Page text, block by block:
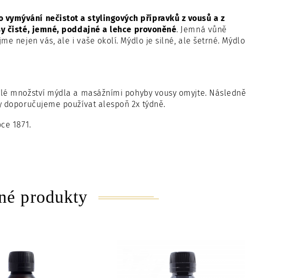
vymývání nečistot a stylingových přípravků z vousů a z
čisté, jemné, poddajné a lehce provoněné. Jemná vůně
nejen vás, ale i vaše okolí. Mýdlo je silné, ale šetrné. Mýdlo
množství mýdla a masážními pohyby vousy omyjte. Následně
používat alespoň 2x týdně.
1871.
produkty